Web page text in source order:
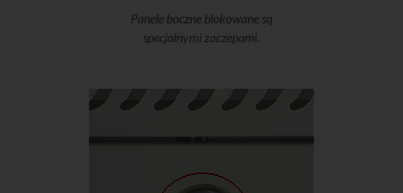
Panele boczne blokowane są
specjalnymi zaczepami.